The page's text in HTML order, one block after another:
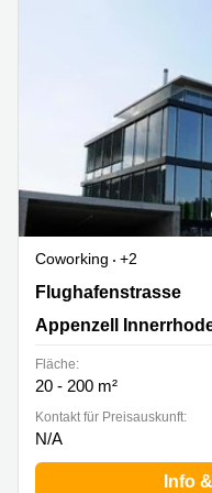
Coworking
+2
Flughafenstrasse 11,
Flughafenstrasse
Appenzell
Fläche:
20 - 200 m²
Kontakt für Preisauskunft:
N/A
Info